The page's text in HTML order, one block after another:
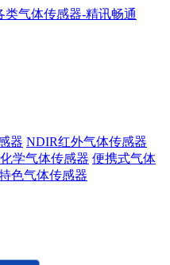
器 NDIR红外气体传感器
学气体传感器 便携式气体
色气体传感器